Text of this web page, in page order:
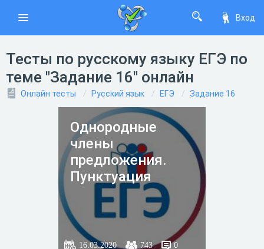
Вход
Тесты по русскому языку ЕГЭ по
теме "Задание 16" онлайн
Онлайн тесты Русский язык ЕГЭ Задание 16
Однородные
члены
предложения.
Пунктуация
16.03.2020 743 0